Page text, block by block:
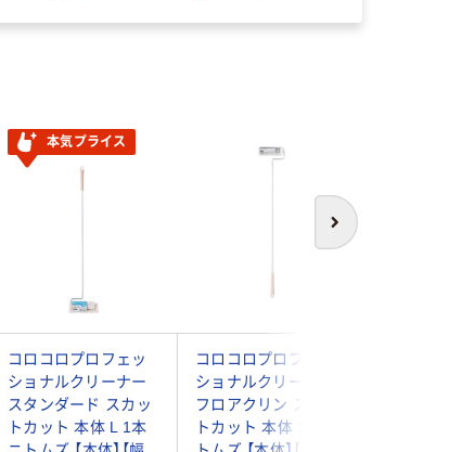
次へ
本気プライス
コロコロプロフェッ
ショナルクリーナー
スタンダード スカッ
トカット 本体 L 1本
コロコロプロフェッ
ショナルクリーナー
フロアクリン スカッ
トカット 本体 1本 ニ